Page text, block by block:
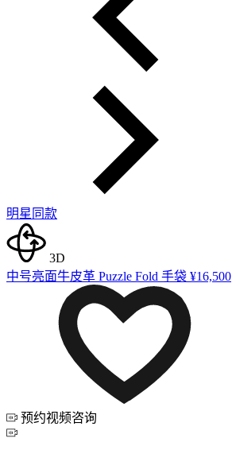
明星同款
3D
中号亮面牛皮革 Puzzle Fold 手袋 ¥16,500
预约视频咨询